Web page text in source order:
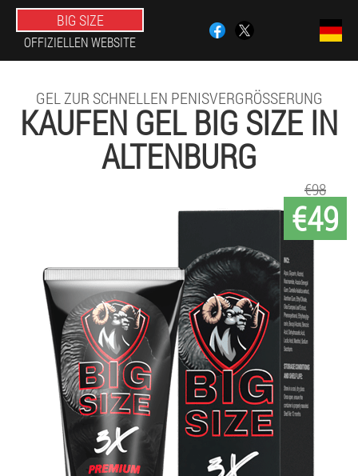
BIG SIZE
OFFIZIELLEN WEBSITE
GEL ZUR SCHNELLEN PENISVERGRÖSSERUNG
KAUFEN GEL BIG SIZE IN
ALTENBURG
€49
€98